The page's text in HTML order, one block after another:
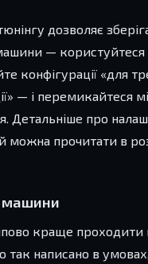
дозволяє
машини —
конфігурації «для
— і перемикайтеся
Детальніше про
прочитати в
машини
краще проходити
написано в